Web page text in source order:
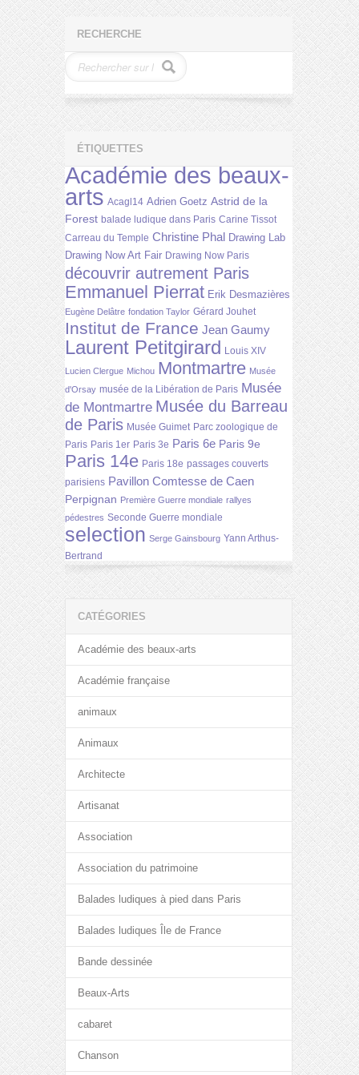
RECHERCHE
ÉTIQUETTES
Académie des beaux-
arts Acagl14 Adrien Goetz Astrid de la
Forest balade ludique dans Paris Carine Tissot
Carreau du Temple Christine Phal Drawing Lab
Drawing Now Art Fair Drawing Now Paris
découvrir autrement Paris
Emmanuel Pierrat Erik Desmazières
Eugène Delâtre fondation Taylor Gérard Jouhet
Institut de France Jean Gaumy
Laurent Petitgirard Louis XIV
Lucien Clergue Michou Montmartre Musée
d'Orsay musée de la Libération de Paris Musée
de Montmartre Musée du Barreau
de Paris Musée Guimet Parc zoologique de
Paris Paris 1er Paris 3e Paris 6e Paris 9e
Paris 14e Paris 18e passages couverts
parisiens Pavillon Comtesse de Caen
Perpignan Première Guerre mondiale rallyes
pédestres Seconde Guerre mondiale
selection Serge Gainsbourg Yann Arthus-
Bertrand
CATÉGORIES
Académie des beaux-arts
Académie française
animaux
Animaux
Architecte
Artisanat
Association
Association du patrimoine
Balades ludiques à pied dans Paris
Balades ludiques Île de France
Bande dessinée
Beaux-Arts
cabaret
Chanson